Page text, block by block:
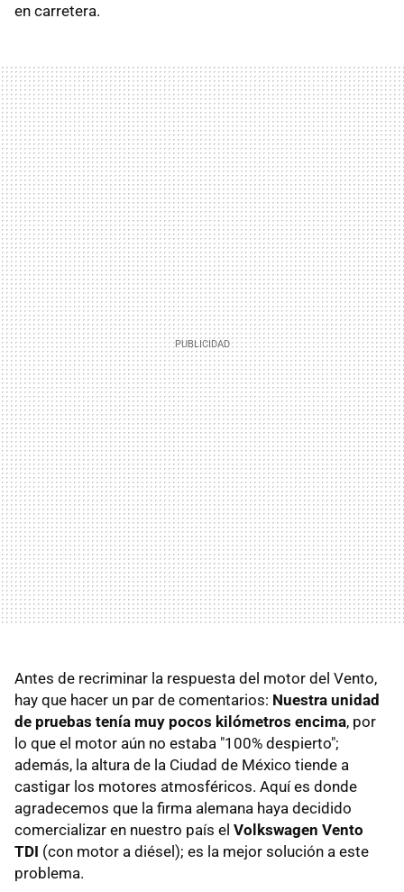
en carretera.
Antes de recriminar la respuesta del motor del Vento,
hay que hacer un par de comentarios: Nuestra unidad
de pruebas tenía muy pocos kilómetros encima, por
lo que el motor aún no estaba "100% despierto";
además, la altura de la Ciudad de México tiende a
castigar los motores atmosféricos. Aquí es donde
agradecemos que la firma alemana haya decidido
comercializar en nuestro país el Volkswagen Vento
TDI (con motor a diésel); es la mejor solución a este
problema.